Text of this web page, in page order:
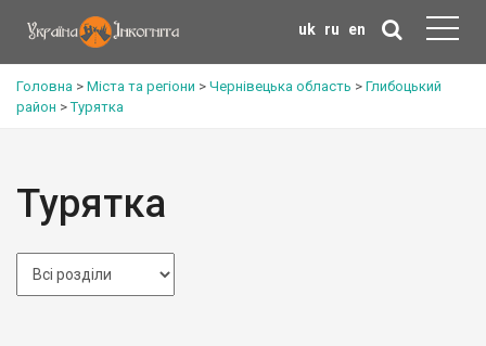
uk ru en
Головна > Міста та регіони > Чернівецька область > Глибоцький
район >Турятка
Турятка